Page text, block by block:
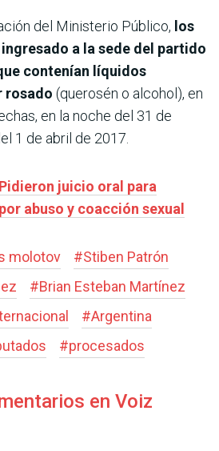
del Ministerio Público, los
a la sede del partido
contenían líquidos
rosado (querosén o alcohol), en
en la noche del 31 de
1 de abril de 2017.
juicio oral para
abuso y coacción sexual
molotov #Stiben Patrón
#Brian Esteban Martínez
#Argentina
#procesados
en Voiz